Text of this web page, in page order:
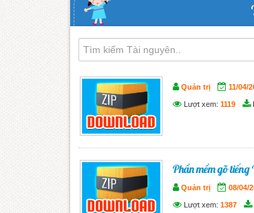
Quản trị 11/04/
Lượt xem: 1119
Phần mềm gõ
Quản trị 08/04/
Lượt xem: 1387